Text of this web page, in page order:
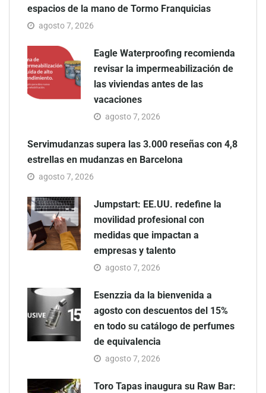
espacios de la mano de Tormo Franquicias
agosto 7, 2026
Eagle Waterproofing recomienda
revisar la impermeabilización de
las viviendas antes de las
vacaciones
agosto 7, 2026
Servimudanzas supera las 3.000 reseñas con 4,8
estrellas en mudanzas en Barcelona
agosto 7, 2026
Jumpstart: EE.UU. redefine la
movilidad profesional con
medidas que impactan a
empresas y talento
agosto 7, 2026
Esenzzia da la bienvenida a
agosto con descuentos del 15%
en todo su catálogo de perfumes
de equivalencia
agosto 7, 2026
Toro Tapas inaugura su Raw Bar: